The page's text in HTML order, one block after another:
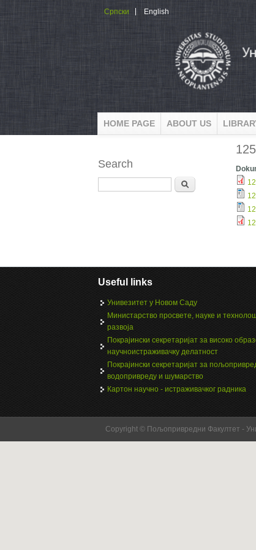
Skip to main content
Српски English
HOME PAGE ABOUT US
Search
Useful links
Унивезитет у Новом Саду
Министарство просвете, науке и
развоја
Покрајински секретаријат за високо
научноистраживачку делатност
Покрајински секретаријат за
водопривреду и шумарство
Картон научно - истраживачког радника
Copyright © Пољопривредни Факултет -